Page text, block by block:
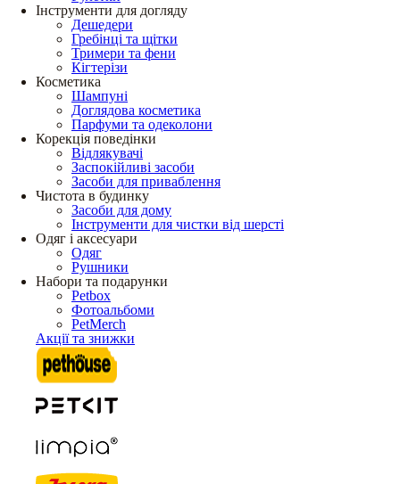
Інструменти для догляду
Дешедери
Гребінці та щітки
Тримери та фени
Кігтерізи
Косметика
Шампуні
Доглядова косметика
Парфуми та одеколони
Корекція поведінки
Відлякувачі
Заспокійливі засоби
Засоби для приваблення
Чистота в будинку
Засоби для дому
Інструменти для чистки від шерсті
Одяг і аксесуари
Одяг
Рушники
Набори та подарунки
Petbox
Фотоальбоми
PetMerch
Акції та знижки